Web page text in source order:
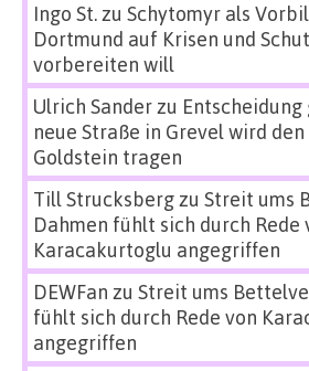
Ingo St.zu Schytomyr als
Dortmund auf Krisen und
vorbereiten will
Ulrich Sanderzu
neue Straße in Grevel wird
Goldstein tragen
Till Strucksbergzu Streit ums
Dahmen fühlt sich durch Rede
Karacakurtoglu angegriffen
DEWFan zu Streit ums
fühlt sich durch Rede von
angegriffen